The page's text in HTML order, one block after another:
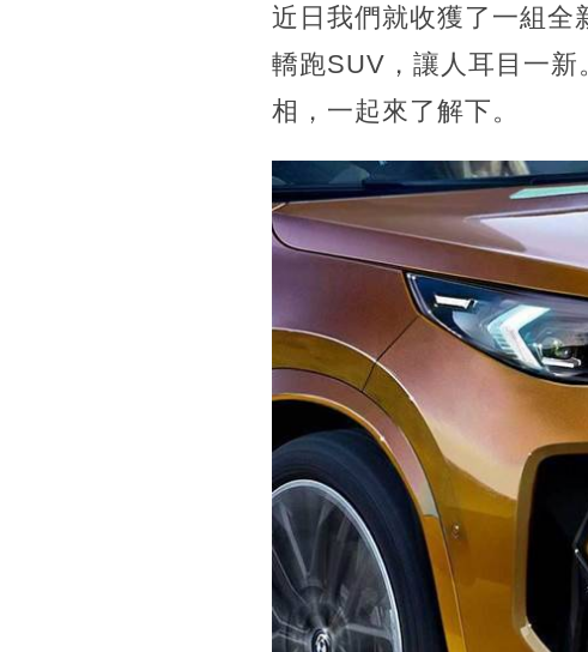
近日我們就收獲了一組全
轎跑SUV，讓人耳目一
相，一起來了解下。